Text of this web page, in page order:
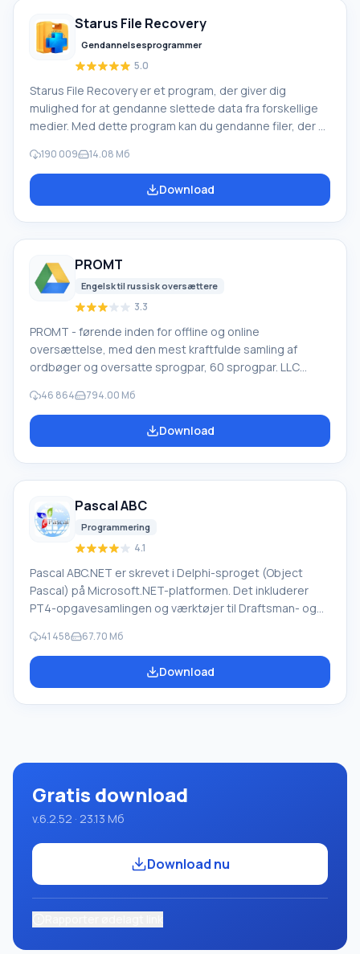
Starus File Recovery
Gendannelsesprogrammer
5.0
Starus File Recovery er et program, der giver dig
mulighed for at gendanne slettede data fra forskellige
medier. Med dette program kan du gendanne filer, der er
slettet uden om papirkurven, skjult af ondsindet
software, mistet på grund af softwarefejl, fuldstændig
tømning af papirkurven, formatering eller sletning af
190 009 14.08 Мб
Download
PROMT
Engelsk til russisk oversættere
3.3
PROMT - førende inden for offline og online
oversættelse, med den mest kraftfulde samling af
ordbøger og oversatte sprogpar, 60 sprogpar. LLC
oversættelsessystemer til private brugere og
virksomheder. PROMT-software giver oversættelse af
enhver tekst ved hjælp af indbyggede ordbøger,
udenlandsk firma
46 864 794.00 Мб
Download
Pascal ABC
Programmering
4.1
Pascal ABC.NET er skrevet i Delphi-sproget (Object
Pascal) på Microsoft.NET-platformen. Det inkluderer
PT4-opgavesamlingen og værktøjer til Draftsman- og
lærer programmering. Hovedformålet med Pascal
ABC.NET-programmeringssystemet er at studere og
undervise i moderne programmeringssprog. Funktioner
41 458 67.70 Мб
Download
Gratis download
v.6.2.52 · 23.13 Мб
Download nu